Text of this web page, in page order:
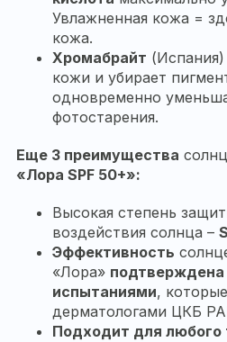
Увлажненная кожа =
кожа.
Хромабрайт
кожи и убирает
одновременно
фотостарения.
Еще 3 преимущества
«Лора SPF 50+»:
Высокая степень
воздействия солнца –
Эффективность
«Лора» подтверждена
испытаниями,
дерматологами ЦКБ
Подходит для любого